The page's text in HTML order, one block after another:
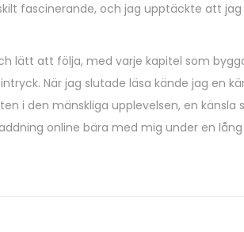
fascinerande, och jag upptäckte att
lätt att följa, med varje kapitel som
När jag slutade läsa kände jag en
i den mänskliga upplevelsen, en känsla
online bära med mig under en lång